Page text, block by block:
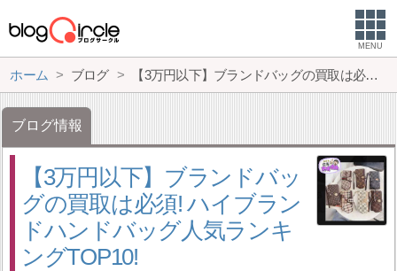
MENU
ホーム ブログ 【3万円以下】ブランドバッグの買取は必須! ハイブランドハンドバッグ人気ランキングTOP10!
ブログ情報
【3万円以下】ブランドバッ
グの買取は必須! ハイブラン
ドハンドバッグ人気ランキ
ングTOP10!